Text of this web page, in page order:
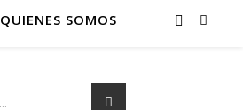
QUIENES SOMOS